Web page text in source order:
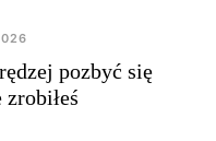
pozbyć się